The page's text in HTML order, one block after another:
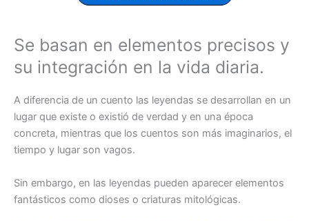
Se basan en elementos precisos y
su integración en la vida diaria.
A diferencia de un cuento las leyendas se desarrollan en un
lugar que existe o existió de verdad y en una época
concreta, mientras que los cuentos son más imaginarios, el
tiempo y lugar son vagos.
Sin embargo, en las leyendas pueden aparecer elementos
fantásticos como dioses o criaturas mitológicas.